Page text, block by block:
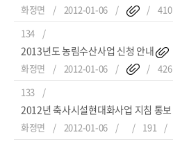
화정면 2012-01-06
410
134
2013년도 농림수산사업 신청 안내
화정면 2012-01-06
426
133
2012년 축사시설현대화사업 지침 통보
화정면 2012-01-06
191